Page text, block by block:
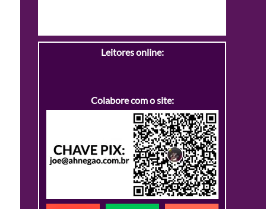
Leitores online:
Colabore com o site: